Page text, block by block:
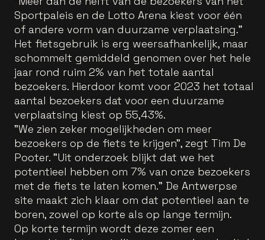
Sportpaleis en de Lotto Arena kiest voor één
of andere vorm van duurzame verplaatsing.”
Het fietsgebruik is erg weersafhankelijk, maar
schommelt gemiddeld genomen over het hele
jaar rond ruim 2% van het totale aantal
bezoekers. Hierdoor komt voor 2023 het totaal
aantal bezoekers dat voor een duurzame
verplaatsing kiest op 55,43%.
"We zien zeker mogelijkheden om meer
bezoekers op de fiets te krijgen", zegt Tim De
Pooter. "Uit onderzoek blijkt dat we het
potentieel hebben om 7% van onze bezoekers
met de fiets te laten komen." De Antwerpse
site maakt zich klaar om dat potentieel aan te
boren, zowel op korte als op lange termijn.
Op korte termijn wordt deze zomer een